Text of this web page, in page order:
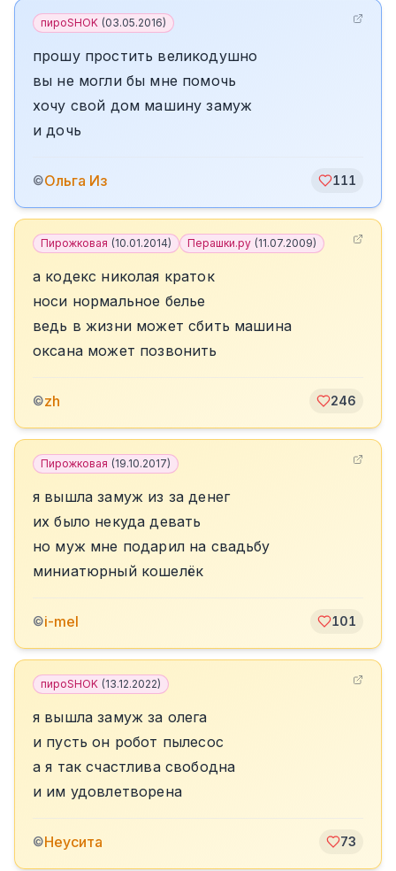
пироSHOK (03.05.2016)
прошу простить великодушно
вы не могли бы мне помочь
хочу свой дом машину замуж
и дочь
©Ольга Из 111
Пирожковая (10.01.2014) Перашки.ру (11.07.2009)
а кодекс николая краток
носи нормальное белье
ведь в жизни может сбить машина
оксана может позвонить
©zh 246
Пирожковая (19.10.2017)
я вышла замуж из за денег
их было некуда девать
но муж мне подарил на свадьбу
миниатюрный кошелёк
©i-mel 101
пироSHOK (13.12.2022)
я вышла замуж за олега
и пусть он робот пылесос
а я так счастлива свободна
и им удовлетворена
©Неусита 73